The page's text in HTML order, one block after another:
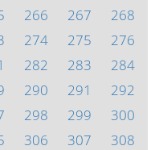
266 267
268
274 275
276
282 283
284
290 291
292
298 299
300
306 307
308